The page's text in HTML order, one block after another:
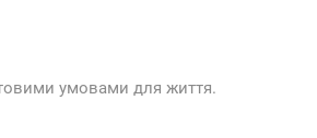
умовами для життя.